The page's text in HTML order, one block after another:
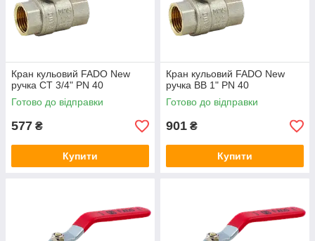
Кран кульовий FADO New
ручка СТ 3/4" PN 40
Готово до відправки
577 ₴
Купити
Кран кульовий FADO New
ручка ВВ 1" PN 40
Готово до відправки
901 ₴
Купити